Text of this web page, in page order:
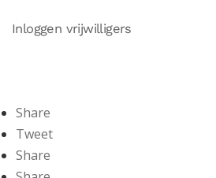
Inloggen vrijwilligers
Share
Tweet
Share